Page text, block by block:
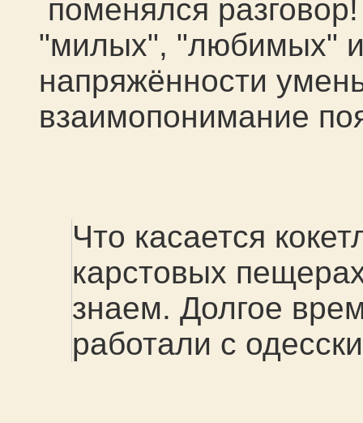
поменялся
"милых", "любимых" и
напряжённости
взаимопонимание
Что касается
карстовых
знаем. Долгое
работали с